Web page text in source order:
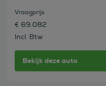
Vraagprijs
€ 69.082
Incl. Btw
Bekijk deze auto